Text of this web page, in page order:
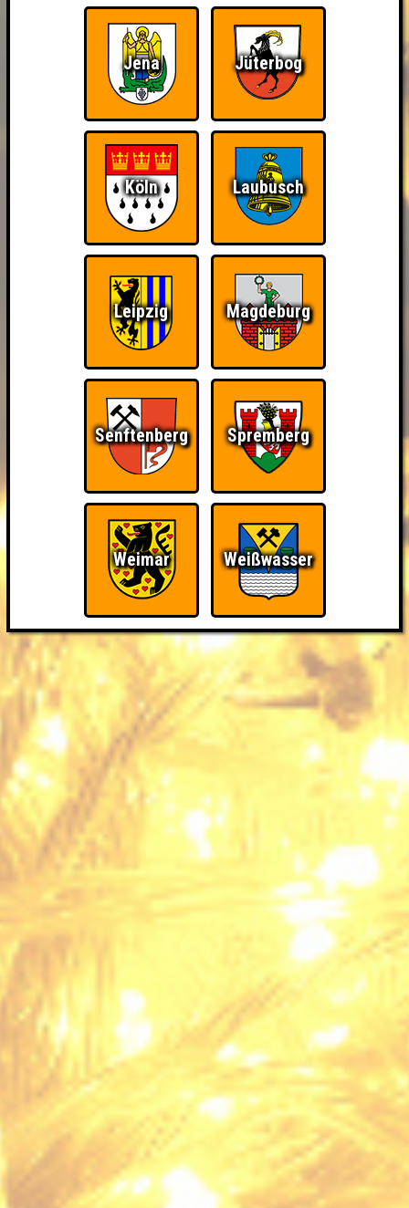
Jena Jüterbog
Köln Laubusch
Leipzig Magdeburg
Senftenberg Spremberg
Weimar Weißwasser